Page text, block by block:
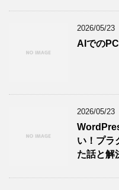
2026/05/23
AIでの
2026/05/23
い！プラ
た話と解